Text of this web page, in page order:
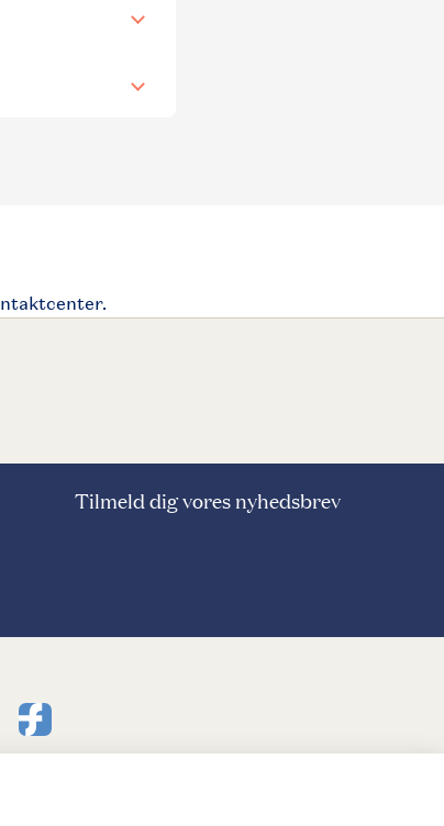
Tilmeld dig vores nyhedsbrev